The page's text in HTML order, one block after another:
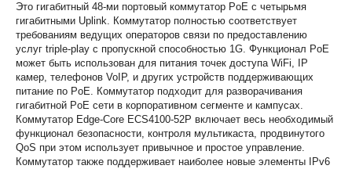
Это гигабитный 48-ми портовый коммутатор PoE с четырьмя
гигабитными Uplink. Коммутатор полностью соответствует
требованиям ведущих операторов связи по предоставлению
услуг triple-play с пропускной способностью 1G. Функционал PoE
может быть использован для питания точек доступа WiFi, IP
камер, телефонов VoIP, и других устройств поддерживающих
питание по PoE. Коммутатор подходит для разворачивания
гигабитной PoE сети в корпоративном сегменте и кампусах.
Коммутатор Edge-Core ECS4100-52P включает весь необходимый
функционал безопасности, контроля мультикаста, продвинутого
QoS при этом использует привычное и простое управление.
Коммутатор также поддерживает наиболее новые элементы IPv6